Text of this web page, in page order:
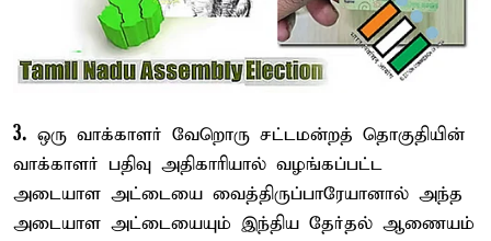
3. ஒரு வாக்காளர் வேறொரு சட்டமன்றத் தொகுதியின்
வாக்காளர் பதிவு அதிகாரியால் வழங்கப்பட்ட
அடையாள அட்டையை வைத்திருப்பாரேயானால் அந்த
அடையாள அட்டையையும் இந்திய தேர்தல் ஆணையம்